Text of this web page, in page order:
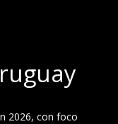
2026, con foco